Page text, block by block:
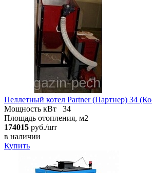
Пеллетный котел Partner (Партнер) 34
Мощность кВт
34
Площадь отопления, м2
174015 руб./шт
в наличии
Купить